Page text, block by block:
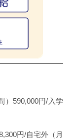
）590,000円/入学
円/自宅外（月